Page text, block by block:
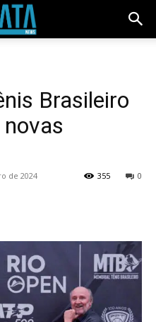
Brasileiro
de 2024 0
355